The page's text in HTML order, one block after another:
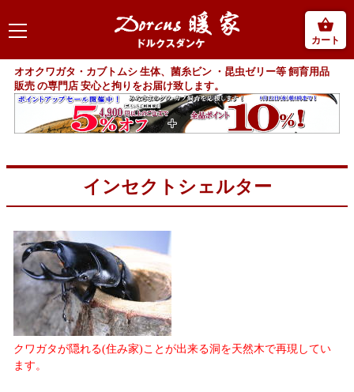
カート
オオクワガタ・カブトムシ 生体、菌糸ビン ・昆虫ゼリー等 飼育用品
販売 の専門店 安心と拘りをお届け致します。
インセクトシェルター
クワガタが隠れる(住み家)ことが出来る洞を天然木で再現してい
ます。